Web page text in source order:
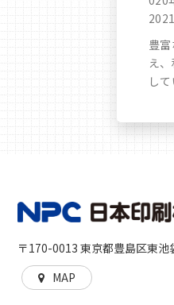
豊
え
し
〒170-0013 東京都豊島区東
MAP